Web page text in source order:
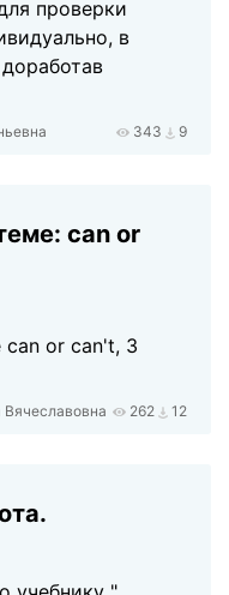
проверки
в
343 9
can or
can or can't, 3
Вячеславовна 262 12